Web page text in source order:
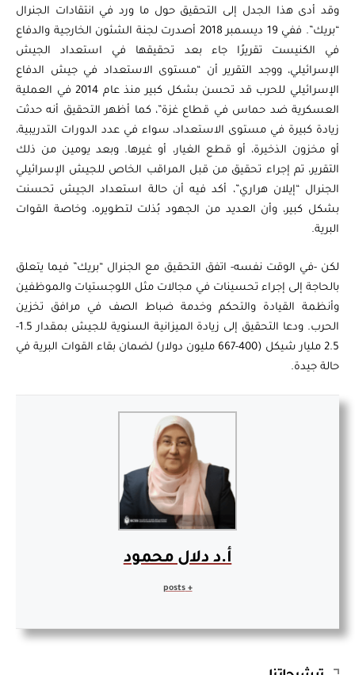
وقد أدى هذا الجدل إلى التحقيق حول ما ورد في انتقادات الجنرال
“بريك”. ففي 19 ديسمبر 2018 أصدرت لجنة الشئون الخارجية والدفاع
في الكنيست تقريرًا جاء بعد تحقيقها في استعداد الجيش
الإسرائيلي، ووجد التقرير أن “مستوى الاستعداد في جيش الدفاع
الإسرائيلي للحرب قد تحسن بشكل كبير منذ عام 2014 في العملية
العسكرية ضد حماس في قطاع غزة”، كما أظهر التحقيق أنه حدثت
زيادة كبيرة في مستوى الاستعداد، سواء في عدد الدورات التدريبية،
أو مخزون الذخيرة، أو قطع الغيار، أو غيرها. وبعد يومين من ذلك
التقرير، تم إجراء تحقيق من قبل المراقب الخاص للجيش الإسرائيلي
الجنرال “إيلان هراري”، أكد فيه أن حالة استعداد الجيش تحسنت
بشكل كبير، وأن العديد من الجهود بُذلت لتطويره، وخاصة القوات
البرية.
لكن -في الوقت نفسه- اتفق التحقيق مع الجنرال “بريك” فيما يتعلق
بالحاجة إلى إجراء تحسينات في مجالات مثل اللوجستيات والموظفين
وأنظمة القيادة والتحكم وخدمة ضباط الصف في مرافق تخزين
الحرب. ودعا التحقيق إلى زيادة الميزانية السنوية للجيش بمقدار 1.5-
2.5 مليار شيكل (400-667 مليون دولار) لضمان بقاء القوات البرية في
حالة جيدة.
أ.د دلال محمود